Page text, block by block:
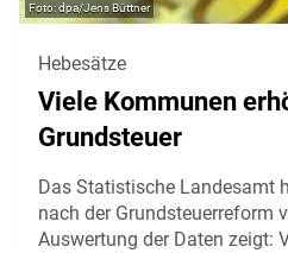
dpa/Jens Büttner
Hebesätze
Viele Kommunen
Grundsteuer
Das Statistische Landesamt
nach der Grundsteuerreform
Auswertung der Daten zeigt: